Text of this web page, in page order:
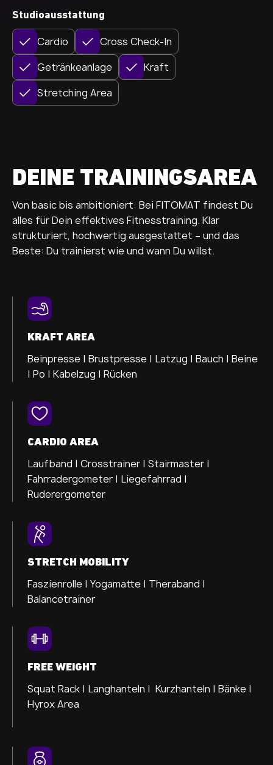
Studioausstattung
Cardio
Cross Check-In
Getränkeanlage
Kraft
Stretching Area
DEINE TRAININGSAREA
Von basic bis ambitioniert: Bei FITOMAT findest Du
alles für Dein effektives Fitnesstraining. Klar
strukturiert, hochwertig ausgestattet – und das
Beste: Du trainierst wie und wann Du willst.
KRAFT AREA
Beinpresse | Brustpresse | Latzug | Bauch | Beine
| Po | Kabelzug | Rücken
CARDIO AREA
Laufband | Crosstrainer | Stairmaster |
Fahrradergometer | Liegefahrrad |
Ruderergometer
STRETCH MOBILITY
Faszienrolle | Yogamatte | Theraband |
Balancetrainer
FREE WEIGHT
Squat Rack | Langhanteln | Kurzhanteln | Bänke |
Hyrox Area